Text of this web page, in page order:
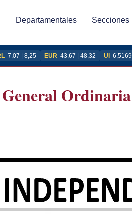
Departamentales Secciones
7,07 | 8,25 EUR 43,67 | 48,32 UI 6,5169
Ordinaria